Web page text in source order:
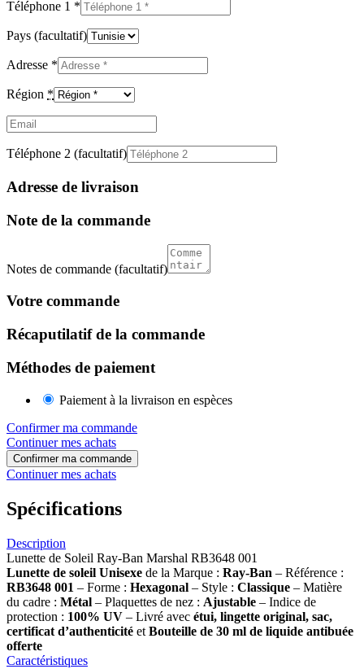
Téléphone 1 *
Pays (facultatif)
Adresse *
Région *
Email
Téléphone 2 (facultatif)
Adresse de livraison
Note de la commande
Notes de commande (facultatif)
Votre commande
Récaputilatif de la commande
Méthodes de paiement
Paiement à la livraison en espèces
Confirmer ma commande
Continuer mes achats
Confirmer ma commande
Continuer mes achats
Spécifications
Description
Lunette de Soleil Ray-Ban Marshal RB3648 001
Lunette de soleil Unisexe de la Marque : Ray-Ban – Référence :
RB3648 001 – Forme : Hexagonal – Style : Classique – Matière
du cadre : Métal – Plaquettes de nez : Ajustable – Indice de
protection : 100% UV – Livré avec étui, lingette original, sac,
certificat d’authenticité et Bouteille de 30 ml de liquide antibuée
offerte
Caractéristiques